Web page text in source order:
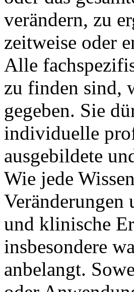
verändern, zu
zeitweise oder
Alle
zu finden sind,
gegeben. Sie
individuelle
ausgebildete
Wie jede
und klinische
insbesondere
anbelangt.